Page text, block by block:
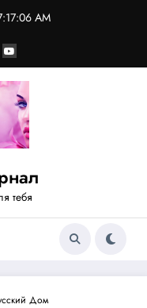
AM
тебя
Дом